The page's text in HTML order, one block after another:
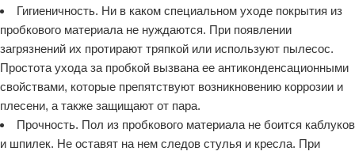
Гигиеничность. Ни в каком специальном уходе покрытия из
пробкового материала не нуждаются. При появлении
загрязнений их протирают тряпкой или используют пылесос.
Простота ухода за пробкой вызвана ее антиконденсационными
свойствами, которые препятствуют возникновению коррозии и
плесени, а также защищают от пара.
Прочность. Пол из пробкового материала не боится каблуков
и шпилек. Не оставят на нем следов стулья и кресла. При